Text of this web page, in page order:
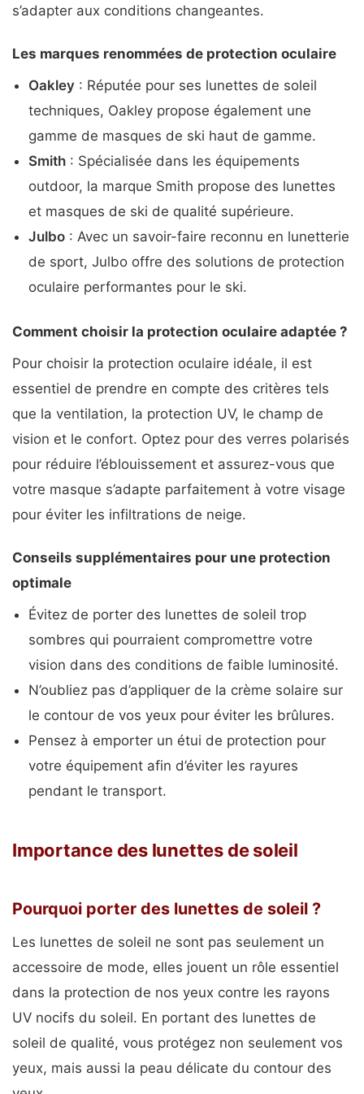
s’adapter aux conditions changeantes.
Les marques renommées de protection oculaire
Oakley : Réputée pour ses lunettes de soleil
techniques, Oakley propose également une
gamme de masques de ski haut de gamme.
Smith : Spécialisée dans les équipements
outdoor, la marque Smith propose des lunettes
et masques de ski de qualité supérieure.
Julbo : Avec un savoir-faire reconnu en lunetterie
de sport, Julbo offre des solutions de protection
oculaire performantes pour le ski.
Comment choisir la protection oculaire adaptée ?
Pour choisir la protection oculaire idéale, il est
essentiel de prendre en compte des critères tels
que la ventilation, la protection UV, le champ de
vision et le confort. Optez pour des verres polarisés
pour réduire l’éblouissement et assurez-vous que
votre masque s’adapte parfaitement à votre visage
pour éviter les infiltrations de neige.
Conseils supplémentaires pour une protection
optimale
Évitez de porter des lunettes de soleil trop
sombres qui pourraient compromettre votre
vision dans des conditions de faible luminosité.
N’oubliez pas d’appliquer de la crème solaire sur
le contour de vos yeux pour éviter les brûlures.
Pensez à emporter un étui de protection pour
votre équipement afin d’éviter les rayures
pendant le transport.
Importance des lunettes de soleil
Pourquoi porter des lunettes de soleil ?
Les lunettes de soleil ne sont pas seulement un
accessoire de mode, elles jouent un rôle essentiel
dans la protection de nos yeux contre les rayons
UV nocifs du soleil. En portant des lunettes de
soleil de qualité, vous protégez non seulement vos
yeux, mais aussi la peau délicate du contour des